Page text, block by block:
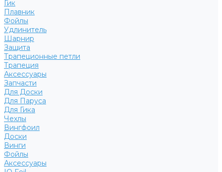
Гик
Плавник
Фойлы
Удлинитель
Шарнир
Защита
Трапеционные петли
Трапеция
Аксессуары
Запчасти
Для Доски
Для Паруса
Для Гика
Чехлы
Вингфоил
Доски
Винги
Фойлы
Аксессуары